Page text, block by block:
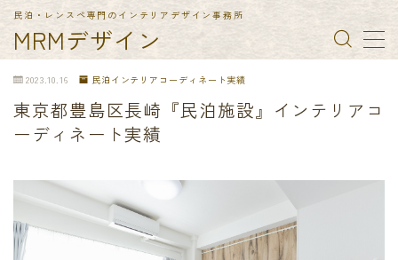
MRMデザイン
民泊・レンスペ専門のインテリアデザイン事務所
MENU
TOP
民泊備品一覧
2023.10.16 民泊インテリアコーディネート実績
東京都豊島区長崎『民泊施設』インテリアコ
ーディネート実績